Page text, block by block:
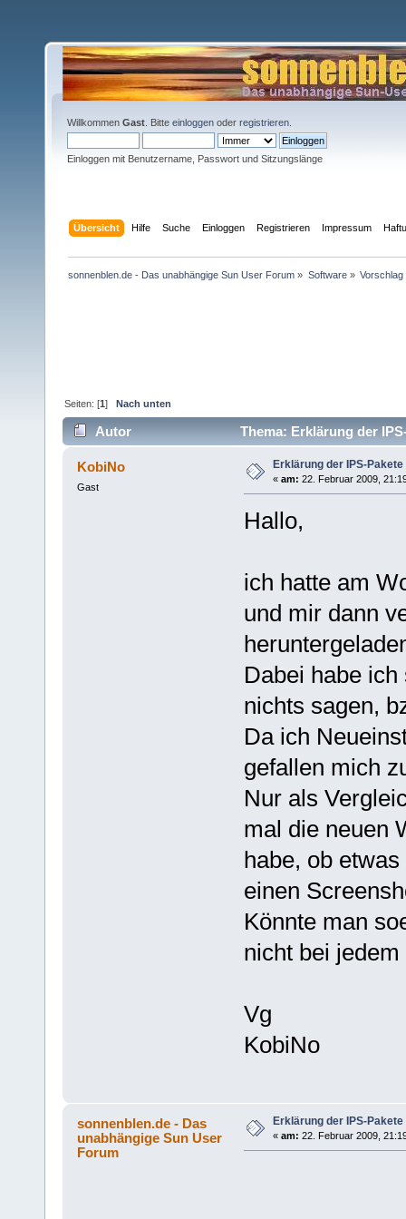
Willkommen Gast . Bitte einloggen oder registrieren
Einloggen mit Benutzername, Passwort und Sitzungslänge
Übersicht Hilfe Suche Einloggen Registrieren Impressum
sonnenblen.de - Das unabhängige Sun User Forum » Software» Vorschlag
Seiten: [1]Nach unten
Autor Thema: Erklärung der
KobiNo
Gast
Erklärung der IPS-Pakete
« am: 22. Februar 2009,
Hallo,
ich hatte am
und mir dann
Dabei habe
nichts sagen,
Da ich
gefallen mich
Nur als
mal die neuen
habe, ob
einen
Könnte man
nicht bei
Vg
KobiNo
sonnenblen.de - Das
unabhängige Sun User
Forum
Erklärung der IPS-Pakete
« am: 22. Februar 2009,